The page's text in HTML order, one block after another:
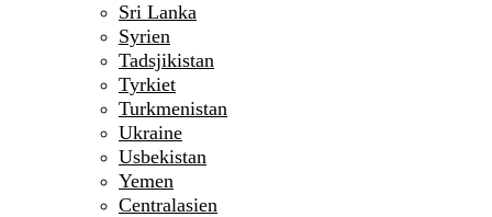
Sri Lanka
Syrien
Tadsjikistan
Tyrkiet
Turkmenistan
Ukraine
Usbekistan
Yemen
Centralasien